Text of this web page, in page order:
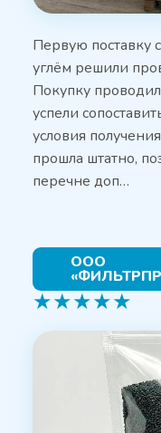
Первую поставку
углём решили
Покупку
успели
условия
прошла штатно,
перечне доп…
ООО
★★★★★